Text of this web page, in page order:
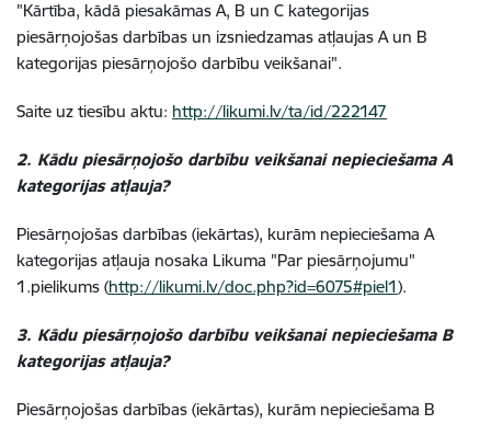
"Kārtība, kādā piesakāmas A, B un C kategorijas
piesārņojošas darbības un izsniedzamas atļaujas A un B
kategorijas piesārņojošo darbību veikšanai".
Saite uz tiesību aktu: http://likumi.lv/ta/id/222147
2. Kādu piesārņojošo darbību veikšanai nepieciešama A
kategorijas atļauja?
Piesārņojošas darbības (iekārtas), kurām nepieciešama A
kategorijas atļauja nosaka Likuma "Par piesārņojumu"
1.pielikums (http://likumi.lv/doc.php?id=6075#piel1).
3. Kādu piesārņojošo darbību veikšanai nepieciešama B
kategorijas atļauja?
Piesārņojošas darbības (iekārtas), kurām nepieciešama B